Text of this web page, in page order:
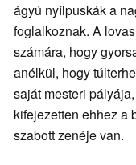
ágyú nyílpuskák a
foglalkoznak. A lovas
számára, hogy
anélkül, hogy
saját mesteri
kifejezetten ehhez a
szabott zenéje van.